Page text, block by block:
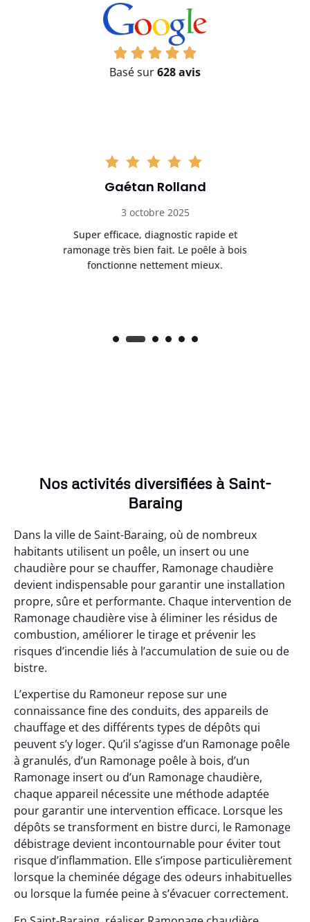
Basé sur628 avis
Gaétan Rolland
3 octobre 2025
Super efficace, diagnostic rapide et
ramonage très bien fait. Le poêle à bois
fonctionne nettement mieux.
Nos activités diversifiées à Saint-
Baraing
Dans la ville de Saint-Baraing, où de nombreux
habitants utilisent un poêle, un insert ou une
chaudière pour se chauffer, Ramonage chaudière
devient indispensable pour garantir une installation
propre, sûre et performante. Chaque intervention de
Ramonage chaudière vise à éliminer les résidus de
combustion, améliorer le tirage et prévenir les
risques d’incendie liés à l’accumulation de suie ou de
bistre.
L’expertise du Ramoneur repose sur une
connaissance fine des conduits, des appareils de
chauffage et des différents types de dépôts qui
peuvent s’y loger. Qu’il s’agisse d’un Ramonage poêle
à granulés, d’un Ramonage poêle à bois, d’un
Ramonage insert ou d’un Ramonage chaudière,
chaque appareil nécessite une méthode adaptée
pour garantir une intervention efficace. Lorsque les
dépôts se transforment en bistre durci, le Ramonage
débistrage devient incontournable pour éviter tout
risque d’inflammation. Elle s’impose particulièrement
lorsque la cheminée dégage des odeurs inhabituelles
ou lorsque la fumée peine à s’évacuer correctement.